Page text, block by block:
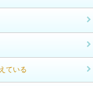
ている